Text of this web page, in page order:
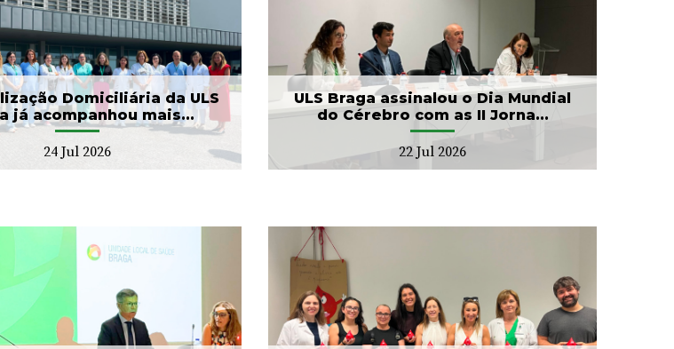
Domiciliária da ULS
já acompanhou mais...
24 Jul 2026
ULS Braga assinalou o Dia Mundial
do Cérebro com as II Jorna...
22 Jul 2026
ULS Braga assinalou o Dia
Mundial do Cérebro com
as II Jorna...
22 Jul 2026
Banco de Sangue recebe
gesto solidário da SIGNA